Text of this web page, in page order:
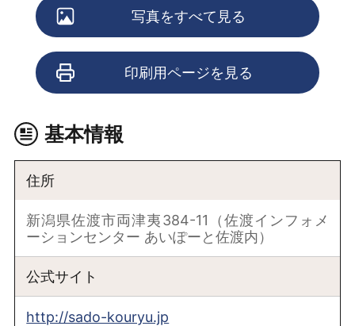
写真をすべて見る
印刷用ページを見る
基本情報
住所
新潟県佐渡市両津夷384-11（佐渡インフォメ
ーションセンター あいぽーと佐渡内）
公式サイト
http://sado-kouryu.jp